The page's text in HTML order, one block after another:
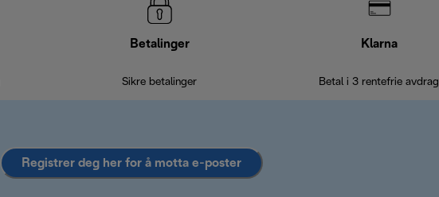
Betalinger
Sikre betalinger
Klarna
Betal i 3 rentefrie avdrag
Registrer deg her for å motta e-poster